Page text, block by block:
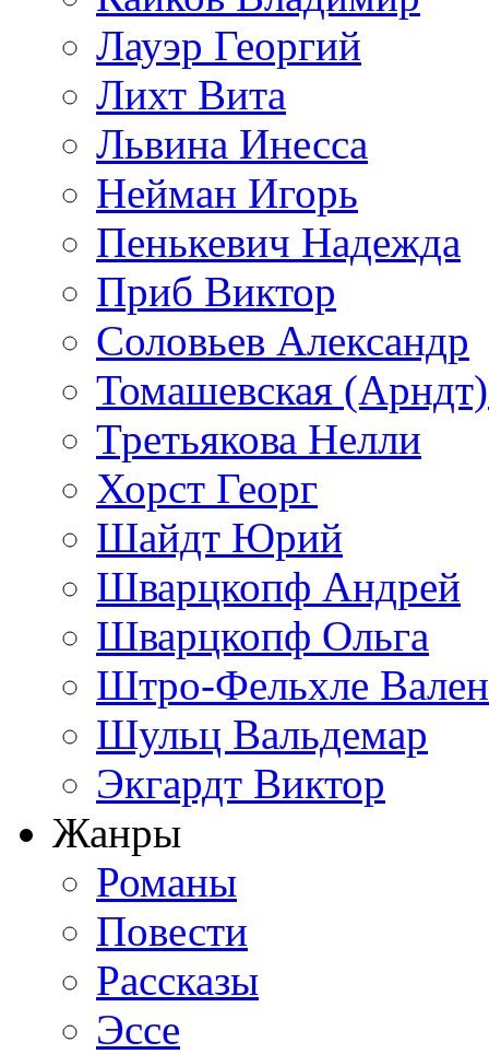
Лауэр Георгий
Лихт Вита
Львина Инесса
Нейман Игорь
Пенькевич Надежда
Приб Виктор
Соловьев Александр
Томашевская
Третьякова Нелли
Хорст Георг
Шайдт Юрий
Шварцкопф Андрей
Шварцкопф Ольга
Штро-Фельхле
Шульц Вальдемар
Экгардт Виктор
Жанры
Романы
Повести
Рассказы
Эссе